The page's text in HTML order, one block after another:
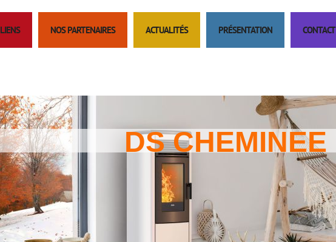
LIENS NOS PARTENAIRES ACTUALITÉS PRÉSENTATION CONTACT
DS CHEMINEE